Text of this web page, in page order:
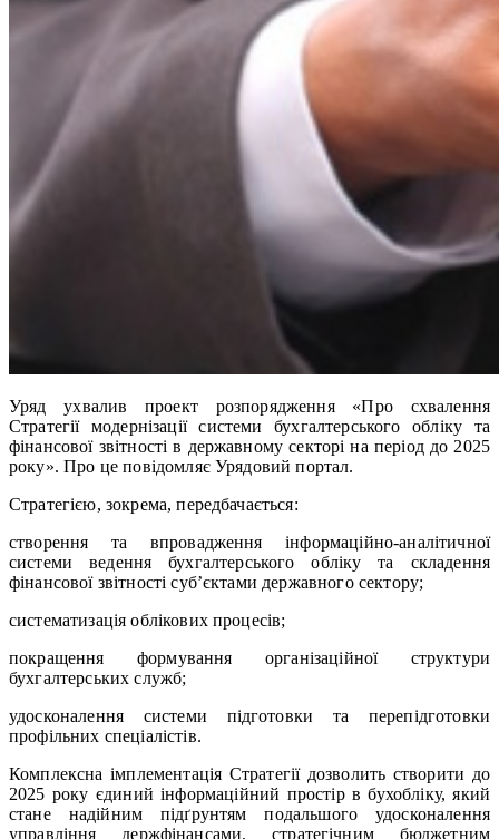
Уряд ухвалив проект розпорядження «Про схвалення
Стратегії модернізації системи бухгалтерського обліку та
фінансової звітності в державному секторі на період до 2025
року». Про це повідомляє Урядовий портал.
Стратегією, зокрема, передбачається:
створення та впровадження інформаційно-аналітичної
системи ведення бухгалтерського обліку та складення
фінансової звітності суб’єктами державного сектору;
систематизація облікових процесів;
покращення формування організаційної структури
бухгалтерських служб;
удосконалення системи підготовки та перепідготовки
профільних спеціалістів.
Комплексна імплементація Стратегії дозволить створити до
2025 року єдиний інформаційний простір в бухобліку, який
стане надійним підґрунтям подальшого удосконалення
управління держфінансами, стратегічним бюджетним